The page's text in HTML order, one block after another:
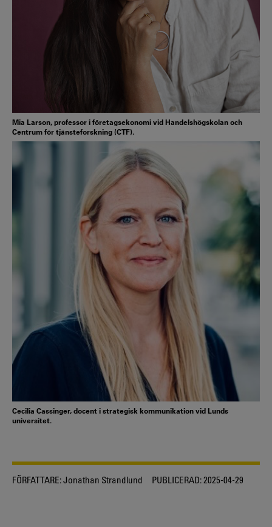
Mia Larson, professor i företagsekonomi vid Handelshögskolan och
Centrum för tjänsteforskning (CTF).
Cecilia Cassinger, docent i strategisk kommunikation vid Lunds
universitet.
FÖRFATTARE:Jonathan Strandlund PUBLICERAD:2025-04-29